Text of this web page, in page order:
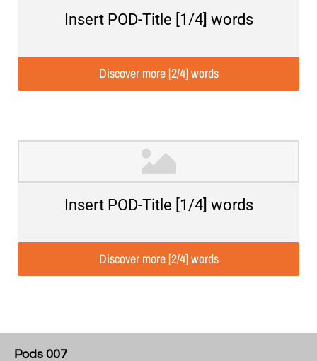
Insert POD-Title [1/4] words
Discover more [2/4] words
Insert POD-Title [1/4] words
Discover more [2/4] words
Pods 007